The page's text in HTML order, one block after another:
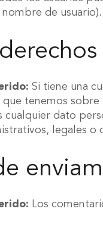
nombre de
Si tiene una
que tenemos
cualquier dato
legales o
Los